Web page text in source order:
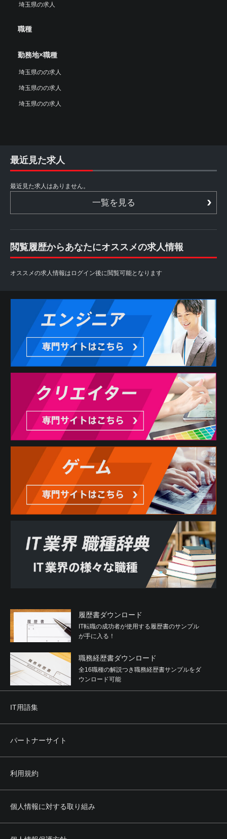
埼玉県の求人
職種
勤務地×職種
埼玉県のの求人
埼玉県のの求人
埼玉県のの求人
最近見た求人
最近見た求人はありません。
一覧を見る
閲覧履歴からあなたにオススメの求人情報
オススメの求人情報はログイン後に閲覧可能となります
履歴書ダウンロード
IT転職の成功者が使用する履歴書のサンプル
が手に入る！
職務経歴書ダウンロード
全16職種の解説つき職務経歴書サンプルをダ
ウンロード可能
IT用語集
パートナーサイト
利用規約
個人情報に対する取り組み